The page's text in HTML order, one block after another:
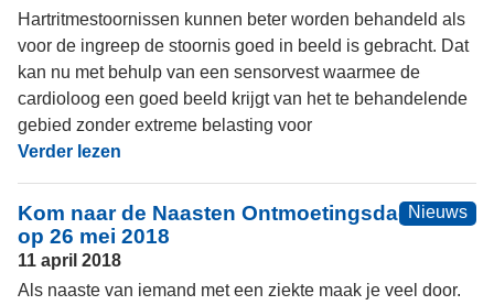
Hartritmestoornissen kunnen beter worden behandeld als
voor de ingreep de stoornis goed in beeld is gebracht. Dat
kan nu met behulp van een sensorvest waarmee de
cardioloog een goed beeld krijgt van het te behandelende
gebied zonder extreme belasting voor
Verder lezen
Nieuws
Kom naar de Naasten Ontmoetingsdag
op 26 mei 2018
11 april 2018
Als naaste van iemand met een ziekte maak je veel door.